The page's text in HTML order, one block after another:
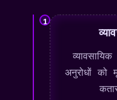
1
अनुरोधों को